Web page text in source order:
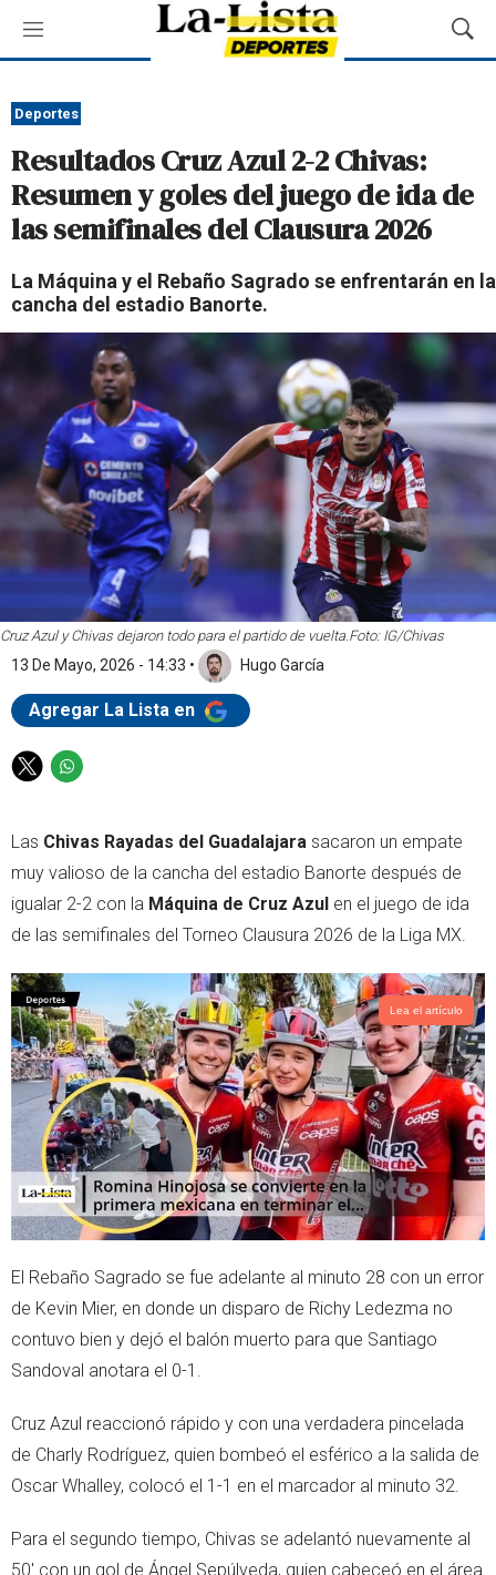
M
e
ú
M
o
B
q
u
a
Deportes
Resultados Cruz Azul 2-2 Chivas:
Resumen y goles del juego de ida de
las semifinales del Clausura 2026
La Máquina y el Rebaño Sagrado se enfrentarán en la
cancha del estadio Banorte.
Cruz Azul y Chivas dejaron todo para el partido de vuelta.Foto: IG/Chivas
13 De Mayo, 2026 - 14:33 • Hugo García
Agregar La Lista en
T
t
t
r
W
t
s
a
p
p
Las Chivas Rayadas del Guadalajara sacaron un empate
muy valioso de la cancha del estadio Banorte después de
igualar 2-2 con la Máquina de Cruz Azul en el juego de ida
de las semifinales del Torneo Clausura 2026 de la Liga MX.
Lea el artículo
El Rebaño Sagrado se fue adelante al minuto 28 con un error
de Kevin Mier, en donde un disparo de Richy Ledezma no
contuvo bien y dejó el balón muerto para que Santiago
Sandoval anotara el 0-1.
Cruz Azul reaccionó rápido y con una verdadera pincelada
de Charly Rodríguez, quien bombeó el esférico a la salida de
Oscar Whalley, colocó el 1-1 en el marcador al minuto 32.
Para el segundo tiempo, Chivas se adelantó nuevamente al
50' con un gol de Ángel Sepúlveda, quien cabeceó en el área